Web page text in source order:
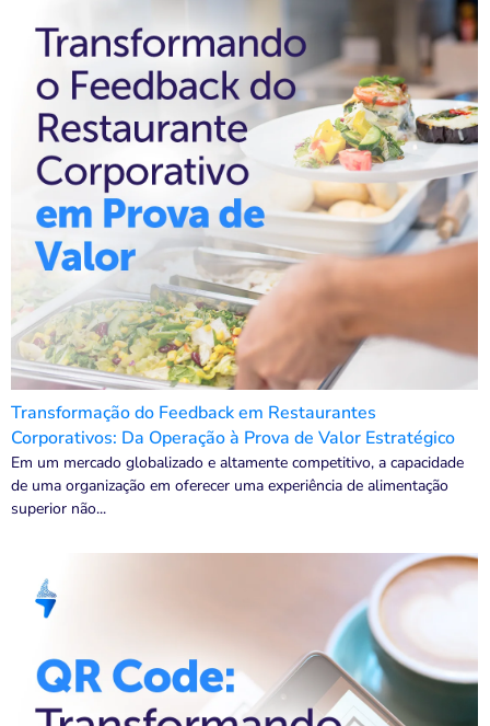
Transformação do Feedback em Restaurantes
Corporativos: Da Operação à Prova de Valor Estratégico
Em um mercado globalizado e altamente competitivo, a capacidade
de uma organização em oferecer uma experiência de alimentação
superior não...